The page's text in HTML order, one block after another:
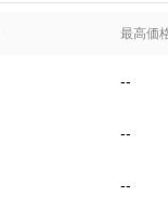
最高価
--
--
--